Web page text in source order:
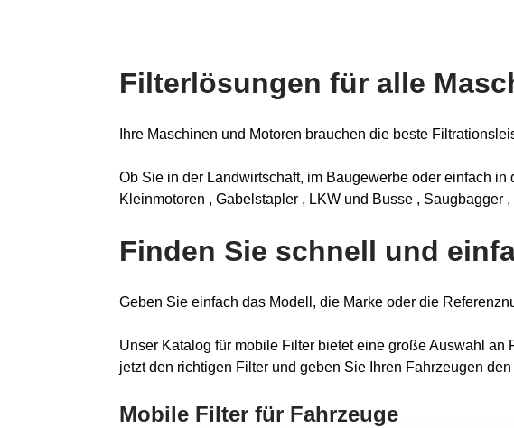
Filterlösungen für alle
Ihre Maschinen und Motoren brauchen die beste
Ob Sie in der Landwirtschaft, im Baugewerbe oder einfach
Kleinmotoren , Gabelstapler , LKW und Busse , Saugbagger
Finden Sie schnell und
Geben Sie einfach das Modell, die Marke oder die
Unser Katalog für mobile Filter bietet eine große Auswahl
jetzt den richtigen Filter und geben Sie Ihren Fahrzeugen
Mobile Filter für Fahrzeuge